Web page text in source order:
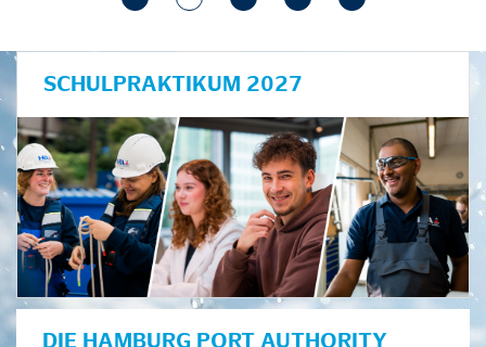
SCHULPRAKTIKUM 2027
DIE HAMBURG PORT AUTHORITY